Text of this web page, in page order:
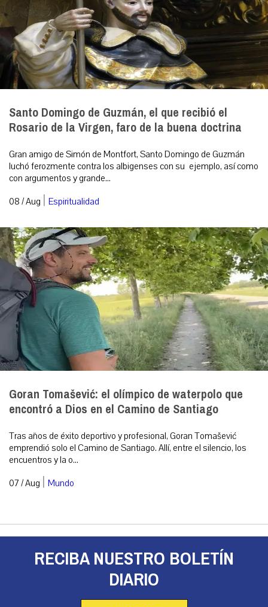
Santo Domingo de Guzmán, el que recibió el
Rosario de la Virgen, faro de la buena doctrina
Gran amigo de Simón de Montfort, Santo Domingo de Guzmán
luchó ferozmente contra los albigenses con su ejemplo, así como
con argumentos y grande...
08 / Aug | Espiritualidad
Goran Tomašević: el olímpico de waterpolo que
encontró a Dios en el Camino de Santiago
Tras años de éxito deportivo y profesional, Goran Tomašević
emprendió solo el Camino de Santiago. Allí, entre el silencio, los
encuentros y la o...
07 / Aug | Mundo
RECIBA NUESTRO BOLETÍN
DIARIO